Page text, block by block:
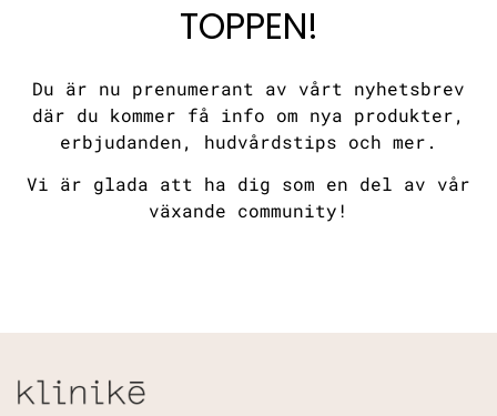
TOPPEN!
Du är nu prenumerant av vårt nyhetsbrev
där du kommer få info om nya produkter,
erbjudanden, hudvårdstips och mer.
Vi är glada att ha dig som en del av vår
växande community!